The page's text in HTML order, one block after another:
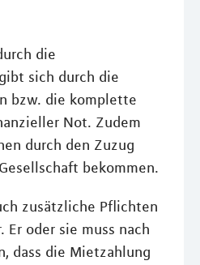
die
sich durch die
bzw. die komplette
Not. Zudem
durch den Zuzug
bekommen.
zusätzliche Pflichten
oder sie muss nach
dass die Mietzahlung